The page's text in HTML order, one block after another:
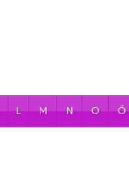
L M N O Ö